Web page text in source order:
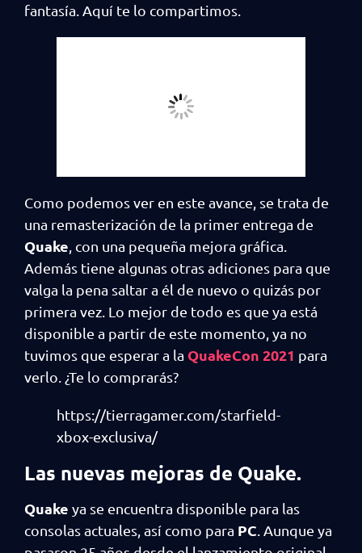
fantasía. Aquí te lo compartimos.
Como podemos ver en este avance, se trata de
una remasterización de la primer entrega de
Quake , con una pequeña mejora gráfica.
Además tiene algunas otras adiciones para que
valga la pena saltar a él de nuevo o quizás por
primera vez. Lo mejor de todo es que ya está
disponible a partir de este momento, ya no
tuvimos que esperar a la QuakeCon 2021 para
verlo. ¿Te lo comprarás?
https://tierragamer.com/starfield-
xbox-exclusiva/
Las nuevas mejoras de Quake.
Quake ya se encuentra disponible para las
consolas actuales, así como para PC . Aunque ya